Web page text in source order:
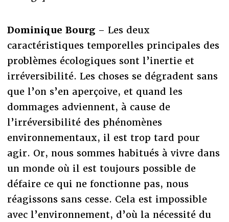
Dominique Bourg– Les deux
caractéristiques temporelles principales des
problèmes écologiques sont l’inertie et
irréversibilité. Les choses se dégradent sans
que l’on s’en aperçoive, et quand les
dommages adviennent, à cause de
l’irréversibilité des phénomènes
environnementaux, il est trop tard pour
agir. Or, nous sommes habitués à vivre dans
un monde où il est toujours possible de
défaire ce qui ne fonctionne pas, nous
réagissons sans cesse. Cela est impossible
avec l’environnement, d’où la nécessité du